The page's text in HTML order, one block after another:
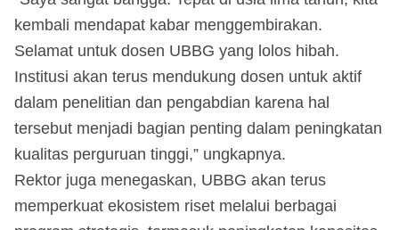
kembali mendapat kabar menggembirakan.
Selamat untuk dosen UBBG yang lolos hibah.
Institusi akan terus mendukung dosen untuk aktif
dalam penelitian dan pengabdian karena hal
tersebut menjadi bagian penting dalam peningkatan
kualitas perguruan tinggi,” ungkapnya.
Rektor juga menegaskan, UBBG akan terus
memperkuat ekosistem riset melalui berbagai